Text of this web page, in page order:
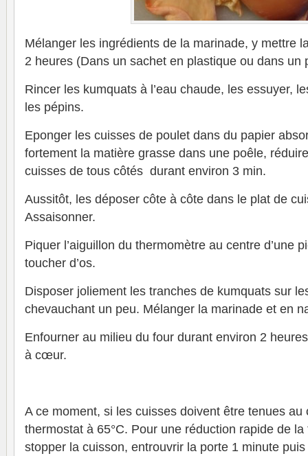
Mélanger les ingrédients de la marinade, y mettre
2 heures (Dans un sachet en plastique ou dans un
Rincer les kumquats à l’eau chaude, les essuyer,
les pépins.
Eponger les cuisses de poulet dans du papier
fortement la matière grasse dans une poêle,
cuisses de tous côtés durant environ 3 min.
Aussitôt, les déposer côte à côte dans le plat de
Assaisonner.
Piquer l’aiguillon du thermomètre au centre d’une
toucher d’os.
Disposer joliement les tranches de kumquats sur
chevauchant un peu. Mélanger la marinade et en
Enfourner au milieu du four durant environ 2
à cœur.
A ce moment, si les cuisses doivent être tenues au
thermostat à 65°C. Pour une réduction rapide de
stopper la cuisson, entrouvrir la porte 1 minute